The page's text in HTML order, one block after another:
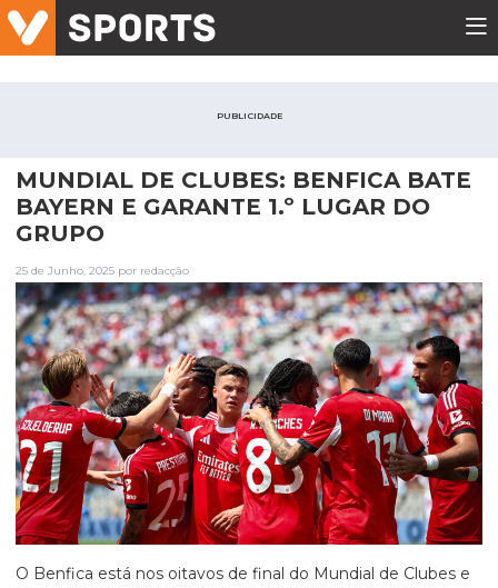
PUBLICIDADE
MUNDIAL DE CLUBES: BENFICA BATE
BAYERN E GARANTE 1.º LUGAR DO
GRUPO
25 de Junho, 2025 por redacção
O Benfica está nos oitavos de final do Mundial de Clubes e